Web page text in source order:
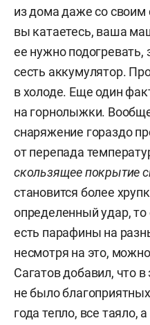
из дома даже со
вы катаетесь, ваша
ее нужно
сесть аккумулятор.
в холоде. Еще один
на горнолыжки.
снаряжение гораздо
от перепада
скользящее покрытие
становится более
определенный удар, то
есть парафины на
несмотря на это,
Сагатов добавил, что
не было
года тепло, все таяло,